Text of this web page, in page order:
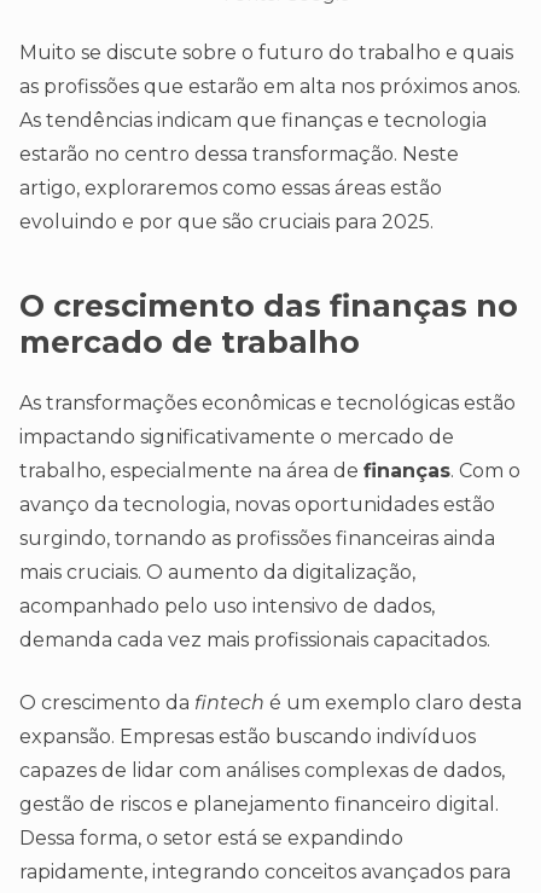
Muito se discute sobre o futuro do trabalho e quais
as profissões que estarão em alta nos próximos anos.
As tendências indicam que finanças e tecnologia
estarão no centro dessa transformação. Neste
artigo, exploraremos como essas áreas estão
evoluindo e por que são cruciais para 2025.
O crescimento das finanças no
mercado de trabalho
As transformações econômicas e tecnológicas estão
impactando significativamente o mercado de
trabalho, especialmente na área de finanças. Com o
avanço da tecnologia, novas oportunidades estão
surgindo, tornando as profissões financeiras ainda
mais cruciais. O aumento da digitalização,
acompanhado pelo uso intensivo de dados,
demanda cada vez mais profissionais capacitados.
O crescimento da fintech é um exemplo claro desta
expansão. Empresas estão buscando indivíduos
capazes de lidar com análises complexas de dados,
gestão de riscos e planejamento financeiro digital.
Dessa forma, o setor está se expandindo
rapidamente, integrando conceitos avançados para